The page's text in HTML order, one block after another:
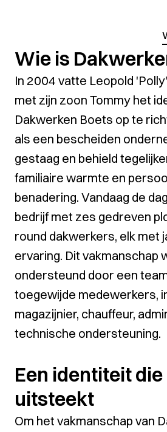
Wie is
In 2004 vatte Leopold
met zijn zoon Tommy het
Dakwerken Boets op te
als een bescheiden
gestaag en behield
familiaire warmte en
benadering. Vandaag de
bedrijf met zes gedreven
round dakwerkers, elk met
ervaring. Dit vakmanschap
ondersteund door een
toegewijde medewerkers,
magazijnier, chauffeur,
technische ondersteuning.
Een identiteit
uitsteekt
Om het vakmanschap van